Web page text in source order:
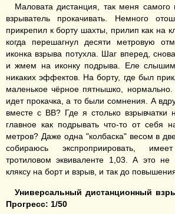
Маловата дистанция, так меня
взрыватель прокачивать. Немного
прикрепил к борту шахты, прилип как на
когда перешагнул десяти метровую
иконка взрыва потухла. Шаг вперед,
и жмем на иконку подрыва. Еле
никаких эффектов. На борту, где был
маленькое чёрное пятнышко,
идет прокачка, а то были сомнения. А
вместе с ВВ? Где я столько взрывчатки
главное как подрывать что-то от себя
метров? Даже одна "колбаска" весом в
собираюсь экспроприировать,
тротиловом эквиваленте 1,03. А это
кляксу на борт и взрыв, и так до
Универсальный дистанционный
Прогресс: 1/50